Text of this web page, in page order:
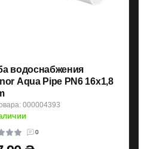
водоснабжения
Aqua Pipe PN6 16x1,8
000004393
0